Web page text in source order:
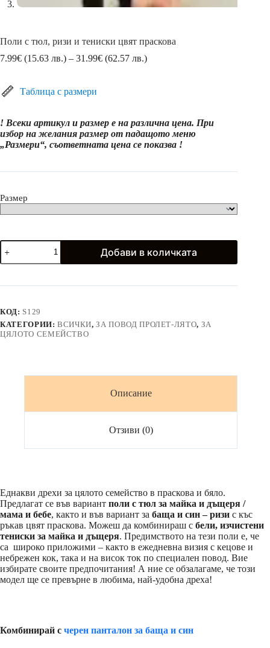
Поли с тюл, ризи и тениски цвят праскова
7.99€ (15.63 лв.) – 31.99€ (62.57 лв.)Price
31.99€
(62.57
лв.)
Таблица с размери
! Всеки артикул и размер е на различна цена. При
избор на желания размер от падащото меню
„Размери“, съответната цена се показва !
Размер
количество
за
Поли
тюл,
тениски
цвят
праскова
Добави в количката
КОД: S129
КАТЕГОРИИ:ВСИЧКИ,ЗА ПОВОД ПРОЛЕТ-ЛЯТО, ЗА
ЦЯЛОТО СЕМЕЙСТВО
Описание
Отзиви (0)
Еднакви дрехи за цялото семейство в праскова и бяло.
Предлагат се във вариант поли с тюл за майка и дъщеря /
мама и бебе, както и във вариант за баща и син – ризи с къс
ръкав цвят праскова. Можеш да комбинираш с бели, изчистени
тениски за майка и дъщеря. Предимството на тези поли е, че
са широко приложими – както в ежедневна визия с кецове и
небрежен кок, така и на висок ток по специален повод. Вие
избирате своите предпочитания! А ние се обзалагаме, че този
модел ще се превърне в любима, най-удобна дреха!
Комбинирай с черен панталон за баща и син